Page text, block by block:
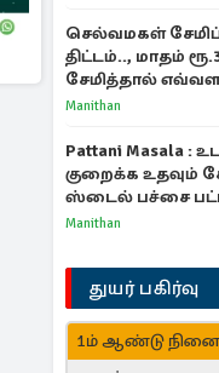
செல்வமகள்
திட்டம்.., மாதம்
சேமித்தால்
கிடைக்கும்?
Manithan
Pattani Masala :
குறைக்க உதவும்
ஸ்டைல் பச்சை
கிரேவி
Manithan
துயர் பகிர்வு
1ம் ஆண்டு